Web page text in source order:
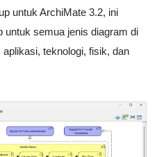
untuk ArchiMate 3.2, ini
untuk semua jenis diagram di
teknologi, fisik, dan